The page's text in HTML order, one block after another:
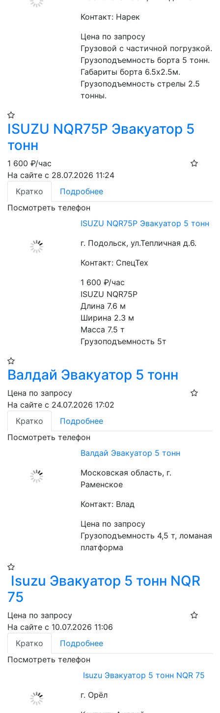
Контакт: Нарек
Цена по запросу
Грузовой с частичной погрузкой.
Грузоподъемность борта 5 тонн.
Габариты борта 6.5х2.5м.
Грузоподъемность стрелы 2.5
тонны.
ISUZU NQR75P Эвакуатор 5
тонн
1 600 ₽/час
На сайте с 28.07.2026 11:24
Кратко
Подробнее
Посмотреть телефон
ISUZU NQR75P Эвакуатор 5 тонн
г. Подольск, ул.Тепличная д.6.
Контакт: СпецТех
1 600₽/час
ISUZU NQR75P
Длина 7.6 м
Ширина 2.3 м
Масса 7.5 т
Грузоподъемность 5т
Валдай Эвакуатор 5 тонн
Цена по запросу
На сайте с 24.07.2026 17:02
Кратко
Подробнее
Посмотреть телефон
Валдай Эвакуатор 5 тонн
Московская область, г.
Раменское
Контакт: Влад
Цена по запросу
Грузоподъемность 4,5 т, ломаная
платформа
Isuzu Эвакуатор 5 тонн NQR
75
Цена по запросу
На сайте с 10.07.2026 11:06
Кратко
Подробнее
Посмотреть телефон
Isuzu Эвакуатор 5 тонн NQR 75
г. Орёл